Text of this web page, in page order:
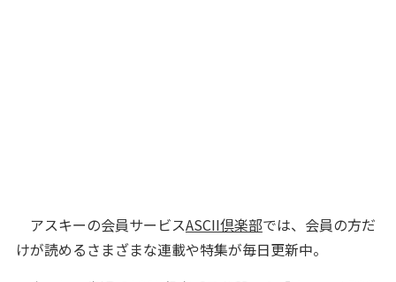
アスキーの会員サービスASCII倶楽部では、会員の方だ
けが読めるさまざまな連載や特集が毎日更新中。